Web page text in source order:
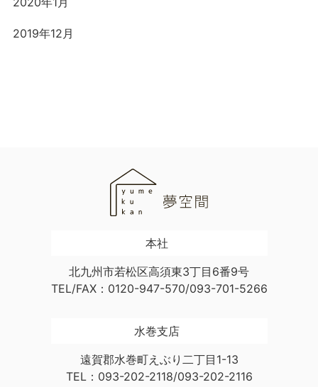
2019年12月
本社
北九州市若松区高須東3丁目6番9号
TEL/FAX：0120-947-570/093-701-5266
水巻支店
遠賀郡水巻町えぶり二丁目1-13
TEL：093-202-2118/093-202-2116